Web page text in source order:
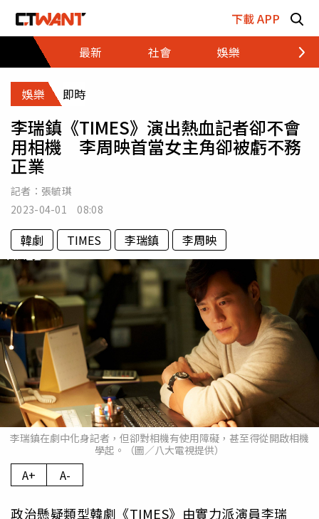
下載 APP
最新
社會 娛樂 財經
娛樂 即時
李瑞鎮《TIMES》演出熱血記者卻不會
用相機 李周映首當女主角卻被虧不務
正業
記者： 張毓琪
2023-04-01 08:08
韓劇 TIMES 李瑞鎮 李周映
李瑞鎮在劇中化身記者，但卻對相機有使用障礙，甚至得從開啟相機
學起。（圖／八大電視提供）
A+ A-
政治懸疑類型韓劇《TIMES》由實力派演員李瑞